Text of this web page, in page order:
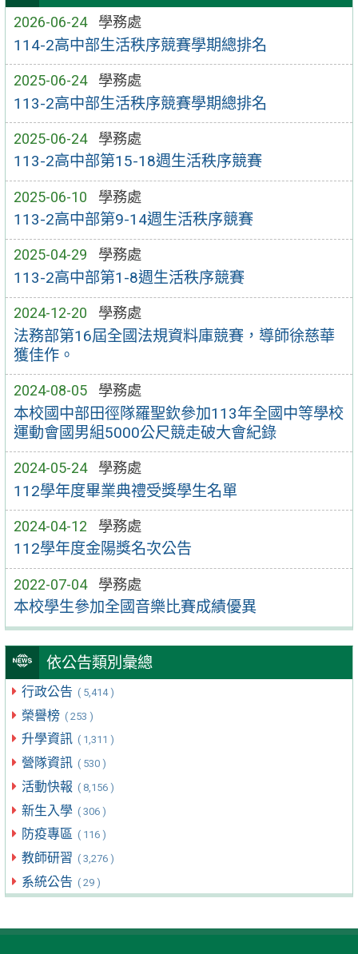
2026-06-24 學務處
114-2高中部生活秩序競賽學期總排名
2025-06-24 學務處
113-2高中部生活秩序競賽學期總排名
2025-06-24 學務處
113-2高中部第15-18週生活秩序競賽
2025-06-10 學務處
113-2高中部第9-14週生活秩序競賽
2025-04-29 學務處
113-2高中部第1-8週生活秩序競賽
2024-12-20 學務處
法務部第16屆全國法規資料庫競賽，導師徐慈華
獲佳作。
2024-08-05 學務處
本校國中部田徑隊羅聖欽參加113年全國中等學校
運動會國男組5000公尺競走破大會紀錄
2024-05-24 學務處
112學年度畢業典禮受獎學生名單
2024-04-12 學務處
112學年度金陽獎名次公告
2022-07-04 學務處
本校學生參加全國音樂比賽成績優異
依公告類別彙總
行政公告 ( 5,414 )
榮譽榜 ( 253 )
升學資訊 ( 1,311 )
營隊資訊 ( 530 )
活動快報 ( 8,156 )
新生入學 ( 306 )
防疫專區 ( 116 )
教師研習 ( 3,276 )
系統公告 ( 29 )